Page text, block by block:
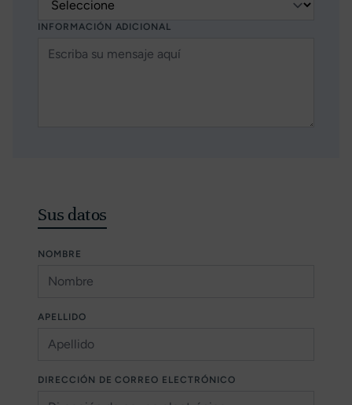
INFORMACIÓN ADICIONAL
Sus datos
NOMBRE
APELLIDO
DIRECCIÓN DE CORREO ELECTRÓNICO